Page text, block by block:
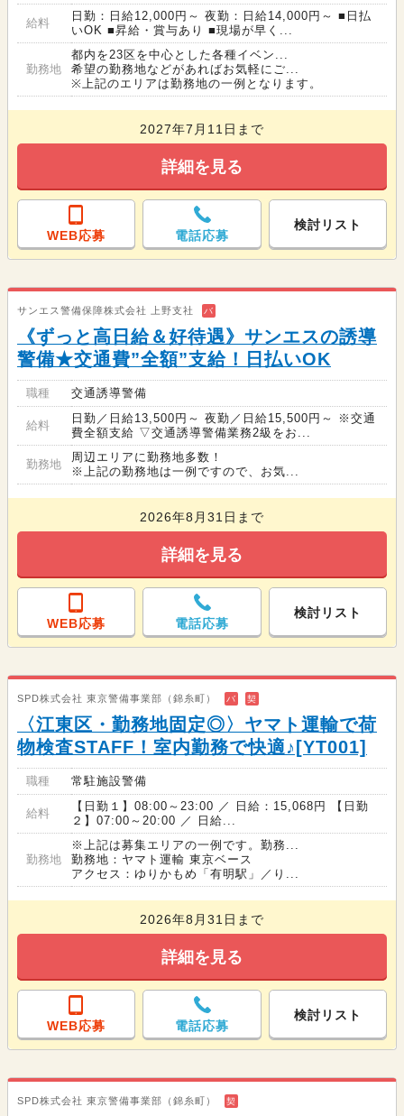
給料
日勤：日給12,000円～ 夜勤：日給14,000円～ ■日払
いOK ■昇給・賞与あり ■現場が早く...
勤務地
都内を23区を中心とした各種イベン...
希望の勤務地などがあればお気軽にご...
※上記のエリアは勤務地の一例となります。
2027年7月11日まで
詳細を見る
WEB応募 電話応募
検討リスト
サンエス警備保障株式会社 上野支社 バ
《ずっと高日給＆好待遇》サンエスの誘導
警備★交通費”全額”支給！日払いOK
職種 交通誘導警備
給料
日勤／日給13,500円～ 夜勤／日給15,500円～ ※交通
費全額支給 ▽交通誘導警備業務2級をお...
勤務地
周辺エリアに勤務地多数！
※上記の勤務地は一例ですので、お気...
2026年8月31日まで
詳細を見る
WEB応募 電話応募
検討リスト
SPD株式会社 東京警備事業部（錦糸町） バ 契
〈江東区・勤務地固定◎〉ヤマト運輸で荷
物検査STAFF！室内勤務で快適♪[YT001]
職種 常駐施設警備
給料
【日勤１】08:00～23:00 ／ 日給：15,068円 【日勤
２】07:00～20:00 ／ 日給...
勤務地
※上記は募集エリアの一例です。勤務...
勤務地：ヤマト運輸 東京ベース
アクセス：ゆりかもめ「有明駅」／り...
2026年8月31日まで
詳細を見る
WEB応募 電話応募
検討リスト
SPD株式会社 東京警備事業部（錦糸町） 契